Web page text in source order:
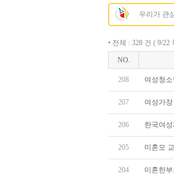
우리가 관
• 전체 : 328 건 ( 9/22
NO.
208 여성청
207 여성가
206 한국여
205 미혼모
204 미혼한